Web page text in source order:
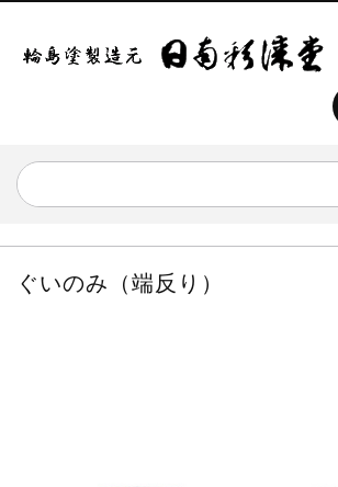
ぐいのみ（端反り）